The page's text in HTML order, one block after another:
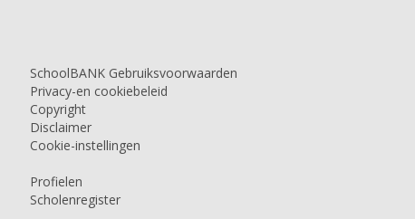
SchoolBANK Gebruiksvoorwaarden
Privacy-en cookiebeleid
Copyright
Disclaimer
Cookie-instellingen
Profielen
Scholenregister